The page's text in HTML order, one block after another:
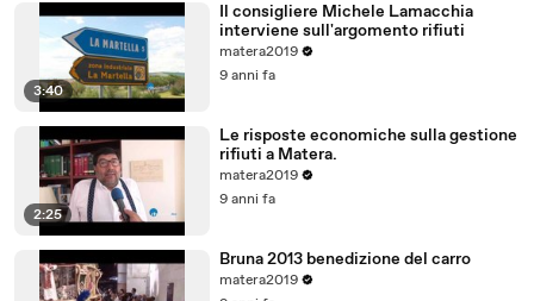
3:40
Il consigliere Michele Lamacchia
interviene sull'argomento rifiuti
matera2019
9 anni fa
2:25
Le risposte economiche sulla gestione
rifiuti a Matera.
matera2019
9 anni fa
Bruna 2013 benedizione del carro
matera2019